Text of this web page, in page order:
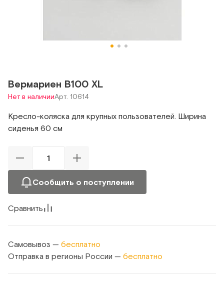
Вермариен В100 XL
Нет в наличииАрт. 10614
Кресло-коляска для крупных пользователей. Ширина
сиденья 60 см
Сообщить о поступлении
Сравнить
Самовывоз — бесплатно
Отправка в регионы России — бесплатно